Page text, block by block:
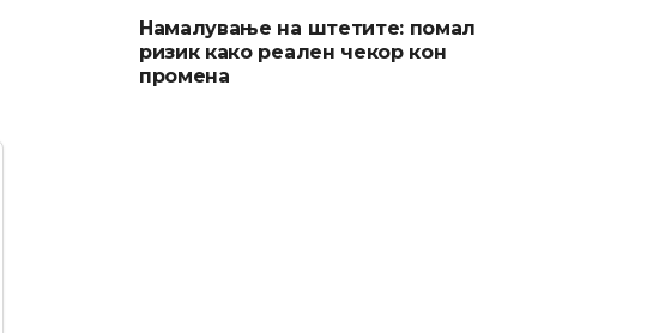
Намалување на штетите: помал
ризик како реален чекор кон
промена